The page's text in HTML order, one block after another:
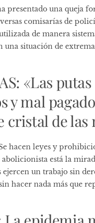
presentado una queja
comisarías de
de manera
una situación de
«Las
y mal
de las
hacen leyes y
abolicionista está la
un trabajo sin
hacer nada más que